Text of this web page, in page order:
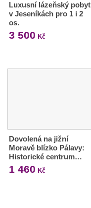
Luxusní lázeňský pobyt
v Jeseníkách pro 1 i 2
os.
3 500 Kč
Dovolená na jižní
Moravě blízko Pálavy:
Historické centrum…
1 460 Kč